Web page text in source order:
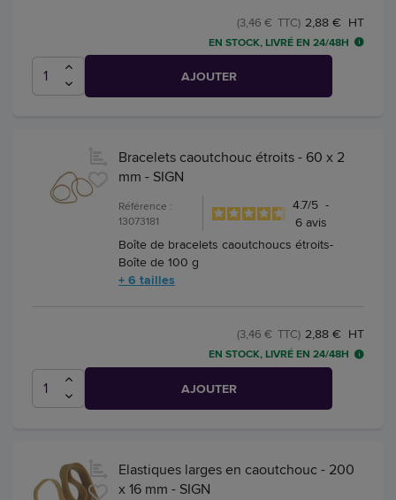
2,88 € HT
(3,46 € TTC)
EN STOCK, LIVRÉ EN 24/48H
AJOUTER
Bracelets caoutchouc étroits - 60 x 2
mm - SIGN
Référence :
13073181
4.7/5 -
6 avis
Boîte de bracelets caoutchoucs étroits-
Boîte de 100 g
+ 6 tailles
2,88 € HT
(3,46 € TTC)
EN STOCK, LIVRÉ EN 24/48H
AJOUTER
Elastiques larges en caoutchouc - 200
x 16 mm - SIGN